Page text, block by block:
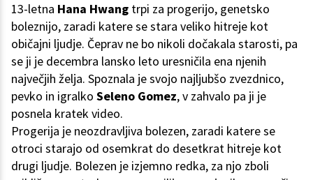
13-letna Hana Hwang trpi za progerijo, genetsko
boleznijo, zaradi katere se stara veliko hitreje kot
običajni ljudje. Čeprav ne bo nikoli dočakala starosti, pa
se ji je decembra lansko leto uresničila ena njenih
največjih želja. Spoznala je svojo najljubšo zvezdnico,
pevko in igralko Seleno Gomez, v zahvalo pa ji je
posnela kratek video.
Progerija je neozdravljiva bolezen, zaradi katere se
otroci starajo od osemkrat do desetkrat hitreje kot
drugi ljudje. Bolezen je izjemno redka, za njo zboli